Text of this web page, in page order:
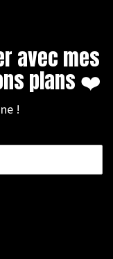
avec mes
plans ❤️
!